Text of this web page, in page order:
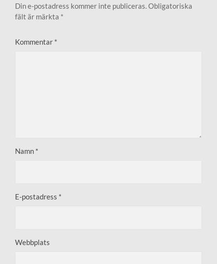
Din e-postadress kommer inte publiceras. Obligatoriska
fält är märkta *
Kommentar *
Namn *
E-postadress *
Webbplats